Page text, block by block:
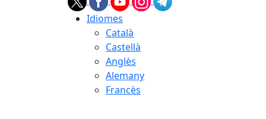
Idiomes
Català
Castellà
Anglès
Alemany
Francès